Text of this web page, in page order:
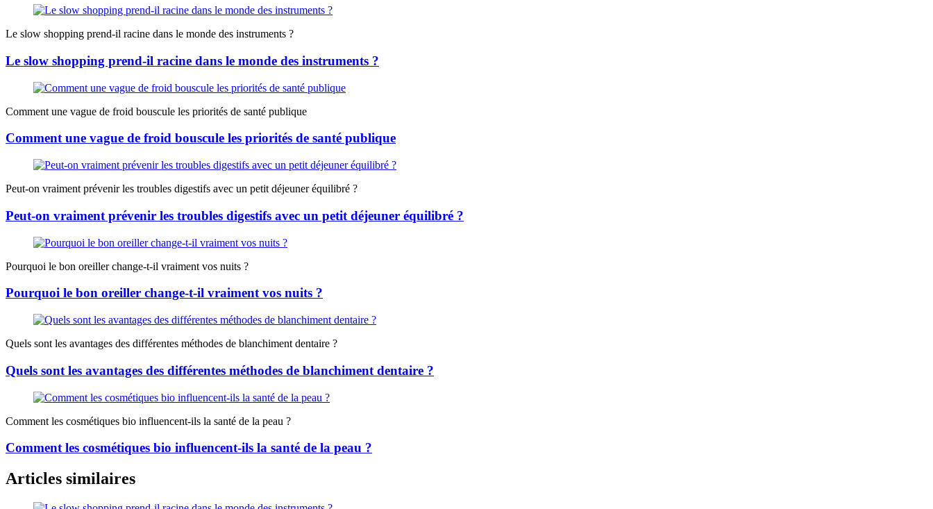
Le slow shopping prend-il racine dans le monde des instruments ?
Le slow shopping prend-il racine dans le monde des instruments ?
Comment une vague de froid bouscule les priorités de santé publique
Comment une vague de froid bouscule les priorités de santé publique
Peut-on vraiment prévenir les troubles digestifs avec un petit déjeuner équilibré ?
Peut-on vraiment prévenir les troubles digestifs avec un petit déjeuner équilibré ?
Pourquoi le bon oreiller change-t-il vraiment vos nuits ?
Pourquoi le bon oreiller change-t-il vraiment vos nuits ?
Quels sont les avantages des différentes méthodes de blanchiment dentaire ?
Quels sont les avantages des différentes méthodes de blanchiment dentaire ?
Comment les cosmétiques bio influencent-ils la santé de la peau ?
Comment les cosmétiques bio influencent-ils la santé de la peau ?
Articles similaires